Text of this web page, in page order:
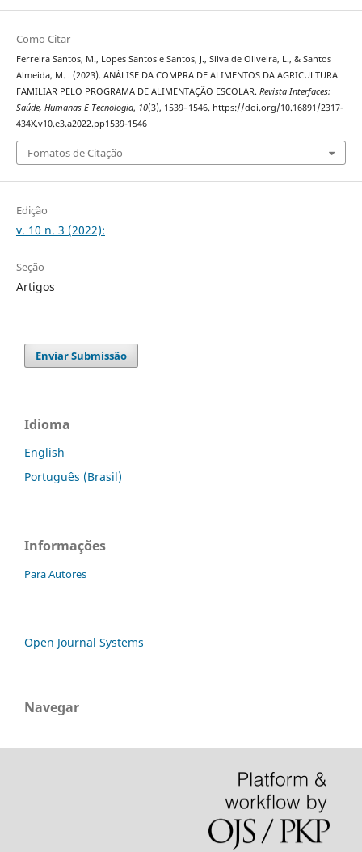
Como Citar
Ferreira Santos, M., Lopes Santos e Santos, J., Silva de Oliveira, L., & Santos
Almeida, M. . (2023). ANÁLISE DA COMPRA DE ALIMENTOS DA AGRICULTURA
FAMILIAR PELO PROGRAMA DE ALIMENTAÇÃO ESCOLAR. Revista Interfaces:
Saúde, Humanas E Tecnologia, 10(3), 1539–1546. https://doi.org/10.16891/2317-
434X.v10.e3.a2022.pp1539-1546
Fomatos de Citação
Edição
v. 10 n. 3 (2022):
Seção
Artigos
Enviar Submissão
Idioma
English
Português (Brasil)
Informações
Para Autores
Open Journal Systems
Navegar